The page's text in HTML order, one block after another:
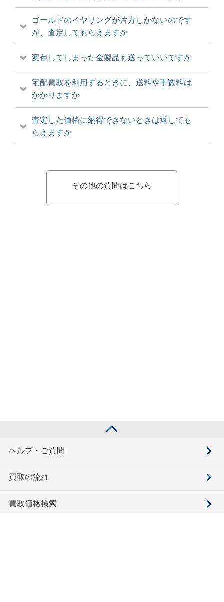
ゴールドのイヤリングが片方しかないのです
が、査定してもらえますか
変色してしまった金製品も送っていいですか
宅配買取を利用するときに、送料や手数料は
かかりますか
査定した価格に納得できないときは返しても
らえますか
その他の質問はこちら
ヘルプ・ご質問
買取の流れ
買取価格検索